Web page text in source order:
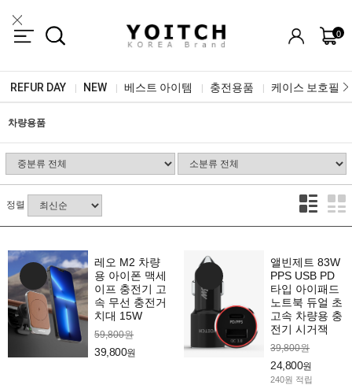
0
REFUR DAY NEW 베스트 아이템 충전용품 케이스 보호필름
차량용품
정렬
레오 M2 차량
용 아이폰 맥세
이프 충전기 고
속 무선 충전거
치대 15W
59,800원
39,800원
앨빈제트 83W
PPS USB PD
타입 아이패드
노트북 듀얼 초
고속 차량용 충
전기 시거잭
39,800원
24,800원
240원 적립